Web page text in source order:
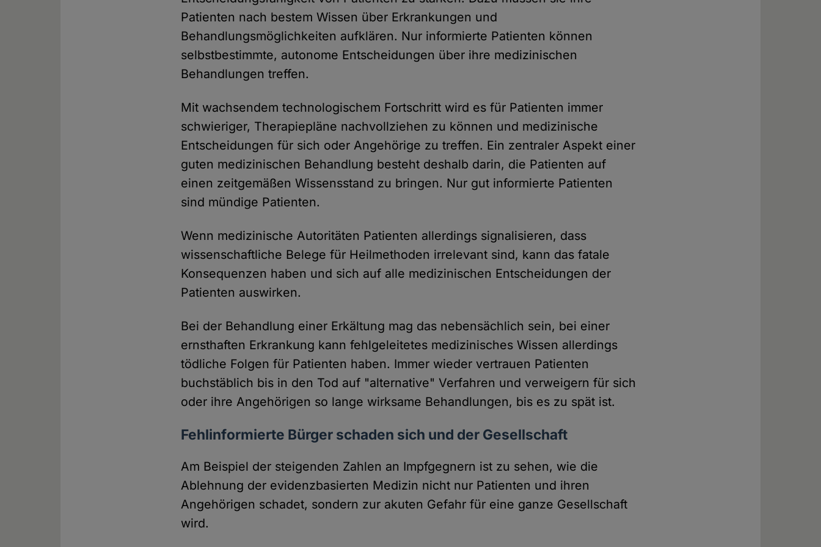
Patienten nach bestem Wissen über Erkrankungen und
Behandlungsmöglichkeiten aufklären. Nur informierte Patienten können
selbstbestimmte, autonome Entscheidungen über ihre medizinischen
Behandlungen treffen.
Mit wachsendem technologischem Fortschritt wird es für Patienten immer
schwieriger, Therapiepläne nachvollziehen zu können und medizinische
Entscheidungen für sich oder Angehörige zu treffen. Ein zentraler Aspekt einer
guten medizinischen Behandlung besteht deshalb darin, die Patienten auf
einen zeitgemäßen Wissensstand zu bringen. Nur gut informierte Patienten
sind mündige Patienten.
Wenn medizinische Autoritäten Patienten allerdings signalisieren, dass
wissenschaftliche Belege für Heilmethoden irrelevant sind, kann das fatale
Konsequenzen haben und sich auf alle medizinischen Entscheidungen der
Patienten auswirken.
Bei der Behandlung einer Erkältung mag das nebensächlich sein, bei einer
ernsthaften Erkrankung kann fehlgeleitetes medizinisches Wissen allerdings
tödliche Folgen für Patienten haben. Immer wieder vertrauen Patienten
buchstäblich bis in den Tod auf "alternative" Verfahren und verweigern für sich
oder ihre Angehörigen so lange wirksame Behandlungen, bis es zu spät ist.
Fehlinformierte Bürger schaden sich und der Gesellschaft
Am Beispiel der steigenden Zahlen an Impfgegnern ist zu sehen, wie die
Ablehnung der evidenzbasierten Medizin nicht nur Patienten und ihren
Angehörigen schadet, sondern zur akuten Gefahr für eine ganze Gesellschaft
wird.